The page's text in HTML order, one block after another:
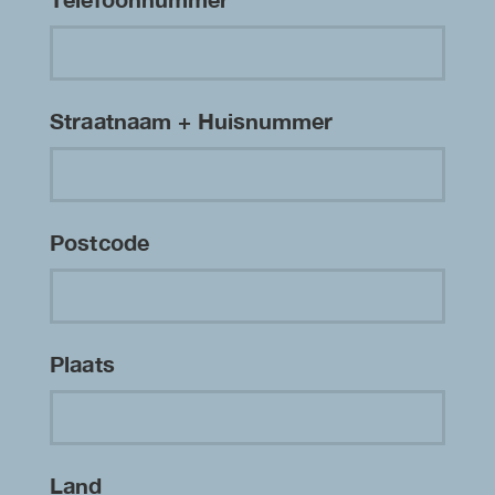
Straatnaam + Huisnummer
Postcode
Plaats
Land